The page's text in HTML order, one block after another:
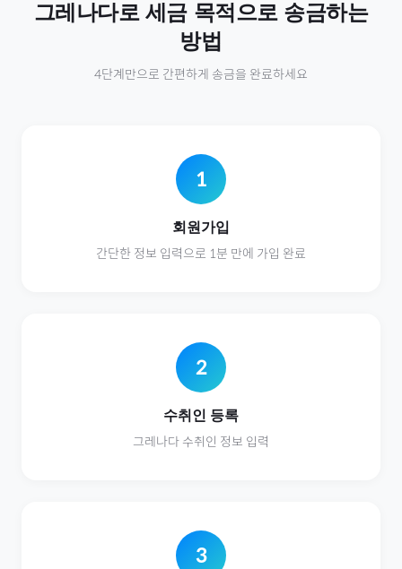
그레나다로 세금 목적으로 송금하는
방법
4단계만으로 간편하게 송금을 완료하세요
1
회원가입
간단한 정보 입력으로 1분 만에 가입 완료
2
수취인 등록
그레나다 수취인 정보 입력
3